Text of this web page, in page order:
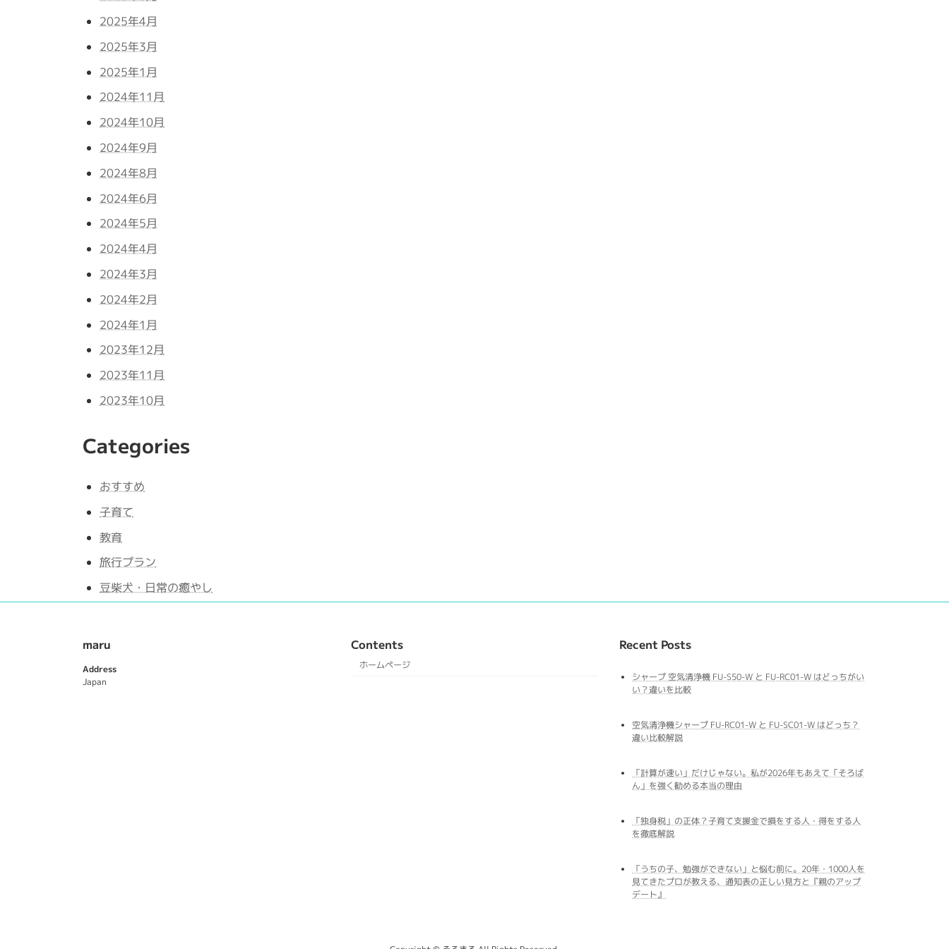
2025年4月
2025年3月
2025年1月
2024年11月
2024年10月
2024年9月
2024年8月
2024年6月
2024年5月
2024年4月
2024年3月
2024年2月
2024年1月
2023年12月
2023年11月
2023年10月
Categories
おすすめ
子育て
教育
旅行プラン
豆柴犬・日常の癒やし
maru
Address
Japan
Contents
ホームページ
Recent Posts
シャープ 空気清浄機 FU-S50-W と FU-RC01-W はどっちがい
い？違いを比較
空気清浄機シャープ FU-RC01-W と FU-SC01-W はどっち？
違い比較解説
「計算が速い」だけじゃない。私が2026年もあえて「そろば
ん」を強く勧める本当の理由
「独身税」の正体？子育て支援金で損をする人・得をする人
を徹底解説
「うちの子、勉強ができない」と悩む前に。20年・1000人を
見てきたプロが教える、通知表の正しい見方と『親のアップ
デート』